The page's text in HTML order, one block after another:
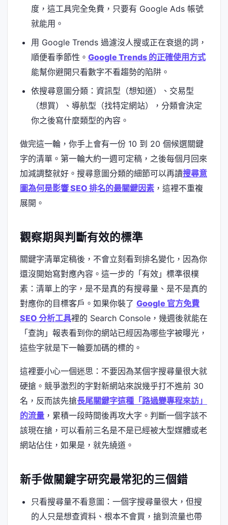
度，這工具完全免費，只要有 Google Ads 帳號
就能用。
用 Google Trends 過濾沒人搜或正在衰退的詞，
順便看季節性。 Google Trends 的正確使用方式
能幫你避開只看數字不看趨勢的陷阱。
依搜尋意圖分類：資訊型（想知道）、交易型
（想買）、導航型（找特定網站），分類會決定
你之後寫什麼類型的內容。
做完這一輪，你手上會有一份 10 到 20 個候選關鍵
字的清單。第一輪大約一週可定稿，之後每個月回來
加減調整就好。搜尋意圖分類的細節可以再讀搜尋意
圖為何是影響 SEO 排名的最關鍵因素 ，這裡不重複
展開。
觀察期與判斷有效的標準
關鍵字清單定稿後，不會立刻看到排名變化，因為你
還沒開始寫對應內容。這一步的「有效」標準很樸
素：清單上的字，是不是真的有搜尋量、是不是真的
對應你的目標客戶。如果你裝了 Google 官方免費
SEO 分析工具裡的 Search Console，幾週後就能在
「查詢」報表看到你的網站已經因為哪些字被曝光，
這些字就是下一輪要加碼的標的。
這裡要小心一個迷思：不要因為某個字搜尋量很大就
硬搶。競爭激烈的字對新網站來說幾乎打不進前 30
名，反而該先搶長尾關鍵字這種「路過變專程來訪」
的流量 ，累積一段時間後再攻大字。判斷一個字該不
該現在搶，可以看前三名是不是已經被大型媒體或老
網站佔住，如果是，就先繞道。
新手做關鍵字研究最常犯的三個錯
只看搜尋量不看意圖：一個字搜尋量很大，但搜
的人只是想查資料、根本不會買，搶到流量也帶